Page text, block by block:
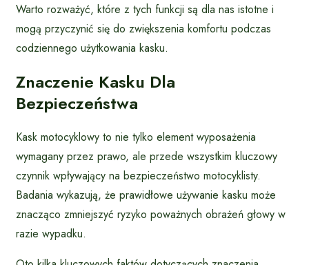
Warto rozważyć, które z tych funkcji są dla nas istotne i
mogą przyczynić się do zwiększenia komfortu podczas
codziennego użytkowania kasku.
Znaczenie Kasku Dla
Bezpieczeństwa
Kask motocyklowy to nie tylko element wyposażenia
wymagany przez prawo, ale przede wszystkim kluczowy
czynnik wpływający na bezpieczeństwo motocyklisty.
Badania wykazują, że prawidłowe używanie kasku może
znacząco zmniejszyć ryzyko poważnych obrażeń głowy w
razie wypadku.